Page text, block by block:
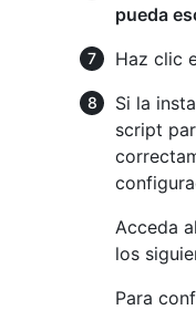
pueda
Haz clic
Si la
script
Acceda
los
Para